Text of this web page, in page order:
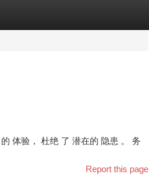
体验， 杜绝 了 潜在的 隐患 。 务
Report this page